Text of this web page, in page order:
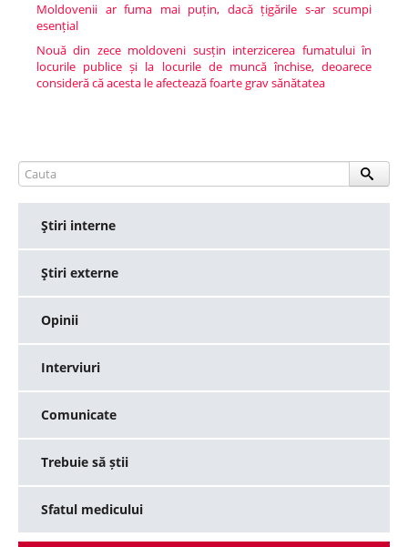
Moldovenii ar fuma mai puțin, dacă țigările s-ar scumpi
esențial
Nouă din zece moldoveni susțin interzicerea fumatului în
locurile publice și la locurile de muncă închise, deoarece
consideră că acesta le afectează foarte grav sănătatea
Ştiri interne
Ştiri externe
Opinii
Interviuri
Comunicate
Trebuie să știi
Sfatul medicului